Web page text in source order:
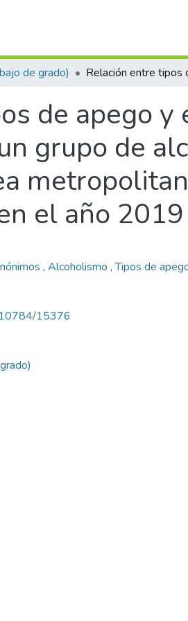
de grado)
de apego
grupo de
el año 2019
, Alcoholismo ,Tipos de
15376